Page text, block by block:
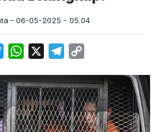
06-05-2025 - 05.04
TwitterWhatsApp Telegram